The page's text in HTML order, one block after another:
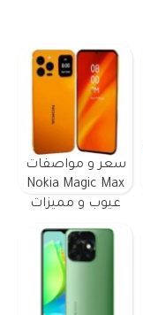
سعر و مواصفات
Nokia Magic Max
عيوب و مميزات